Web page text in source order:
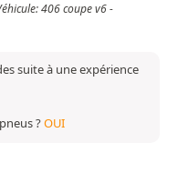
406 coupe v6 -
suite à une expérience
?OUI